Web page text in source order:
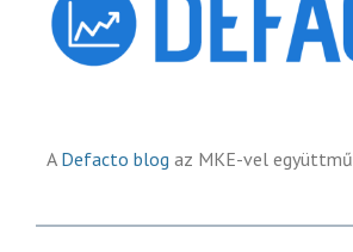
A Defacto blog az MKE-vel